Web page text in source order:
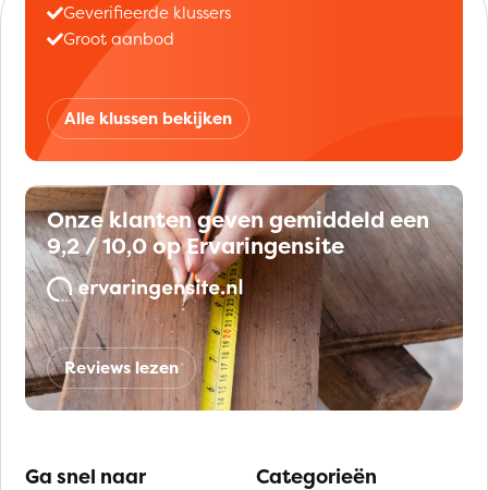
Geverifieerde klussers
Groot aanbod
Alle klussen bekijken
Onze klanten geven gemiddeld een
9,2 / 10,0 op Ervaringensite
Reviews lezen
Ga snel naar Categorieën